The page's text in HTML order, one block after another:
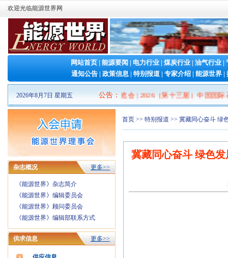
欢迎光临能源世界网
网站首页 | 能源要闻 | 电力行业 | 煤炭行业 | 油气行业 |
通知公告 | 政策信息 | 特别报道 | 专家介绍 | 能源世界 |
2026年8月7日 星期五 公告 ：
2026山东清洁能源 产业博览会 |2026（第十三届）中国国际石墨烯创新
杂志概况 更多>>
《能源世界》杂志简介
《能源世界》编辑委员会
《能源世界》顾问委员会
《能源世界》编辑部联系方式
供求信息 更多>>
首页 >> 特别报道 >> 冀藏同心奋斗 绿
冀藏同心奋斗 绿色